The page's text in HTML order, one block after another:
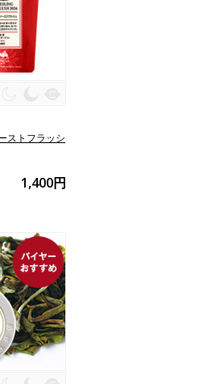
ストフラッシ
1,400円